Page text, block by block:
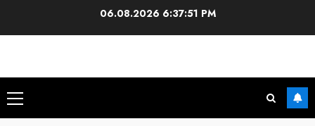
06.08.2026 6:37:52 PM
Primary
Menu